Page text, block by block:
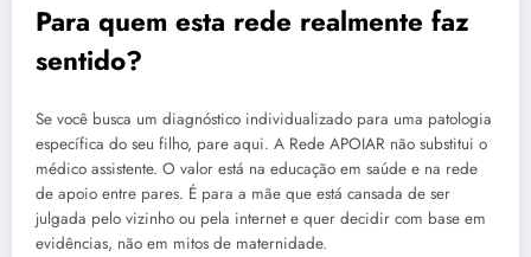
Para quem esta rede realmente faz
sentido?
Se você busca um diagnóstico individualizado para uma patologia
específica do seu filho, pare aqui. A Rede APOIAR não substitui o
médico assistente. O valor está na educação em saúde e na rede
de apoio entre pares. É para a mãe que está cansada de ser
julgada pelo vizinho ou pela internet e quer decidir com base em
evidências, não em mitos de maternidade.